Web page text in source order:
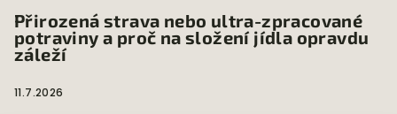
Přirozená strava nebo ultra-zpracované
potraviny a proč na složení jídla opravdu
záleží
11.7.2026